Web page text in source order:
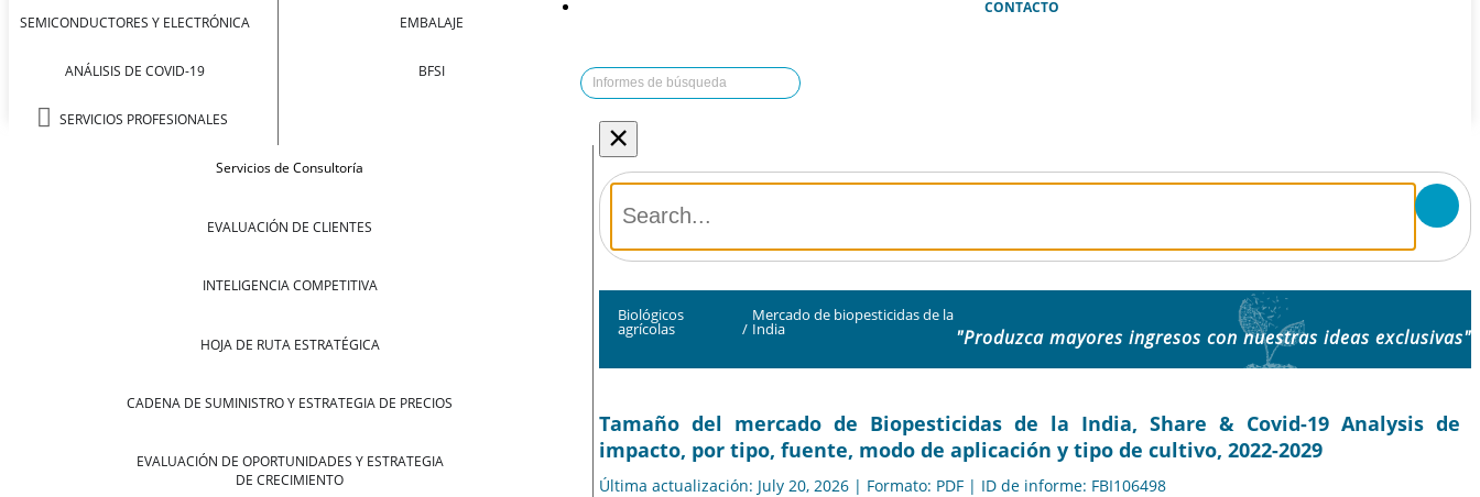
SEMICONDUCTORES Y ELECTRÓNICA
ANÁLISIS DE COVID-19
SERVICIOS PROFESIONALES
EMBALAJE
BFSI
Servicios de Consultoría
EVALUACIÓN DE CLIENTES
INTELIGENCIA COMPETITIVA
HOJA DE RUTA ESTRATÉGICA
CADENA DE SUMINISTRO Y ESTRATEGIA DE PRECIOS
EVALUACIÓN DE OPORTUNIDADES Y ESTRATEGIA
DE CRECIMIENTO
CONTACTO
×
Biológicos
agrícolas /
Mercado de biopesticidas de la
India "Produzca mayores ingresos con nuestras ideas exclusivas"
Tamaño del mercado de Biopesticidas de la India, Share & Covid-19 Analysis de
impacto, por tipo, fuente, modo de aplicación y tipo de cultivo, 2022-2029
Última actualización: July 20, 2026 | Formato: PDF | ID de informe: FBI106498